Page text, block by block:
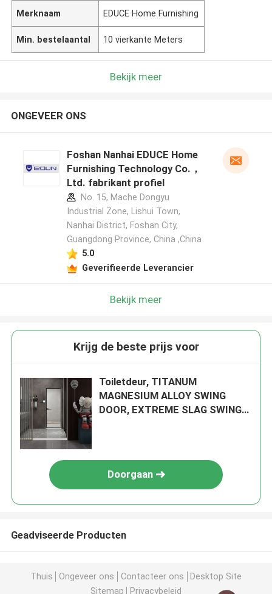
Merknaam EDUCE Home Furnishing
Min. bestelaantal 10 vierkante Meters
Bekijk meer
ONGEVEER ONS
Foshan Nanhai EDUCE Home
Furnishing Technology Co.，
Ltd. fabrikant profiel
No. 15, Mache Dongyu
Industrial Zone, Lishui Town,
Nanhai District, Foshan City,
Guangdong Province, China ,China
5.0
Geverifieerde Leverancier
Bekijk meer
Krijg de beste prijs voor
Toiletdeur, TITANUM
MAGNESIUM ALLOY SWING
DOOR, EXTREME SLAG SWING
Doorgaan
Geadviseerde Producten
Thuis Ongeveer ons Contacteer ons
Desktop Site
Sitemap
Privacybeleid